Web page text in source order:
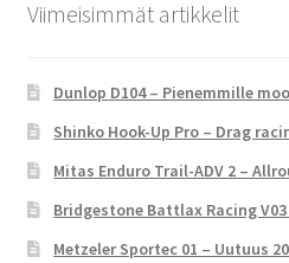
Viimeisimmät artikkelit
Dunlop D104 – Pienemmille
Shinko Hook-Up Pro – Drag
Mitas Enduro Trail-ADV 2 –
Bridgestone Battlax Racing
Metzeler Sportec 01 – Uutuus